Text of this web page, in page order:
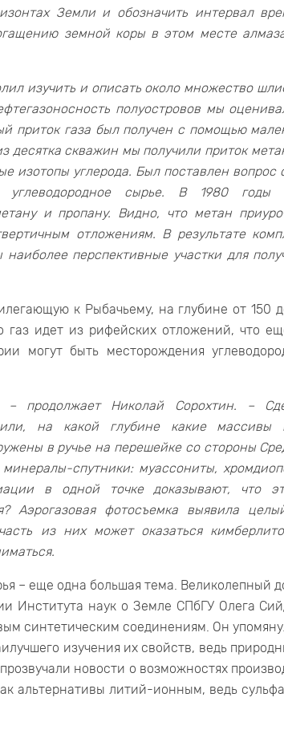
Земли и обозначить интервал
земной коры в этом месте
изучить и описать около множество
полуостровов мы
приток газа был получен с помощью
десятка скважин мы получили приток
изотопы углерода. Был поставлен вопрос
углеводородное сырье. В 1980 годы
и пропану. Видно, что метан
отложениям. В результате
перспективные участки для
к Рыбачьему, на глубине от 150
газ идет из рифейских отложений, что
могут быть месторождения
продолжает Николай Сорохтин. –
на какой глубине какие массивы
в ручье на перешейке со стороны
спутники: муассониты,
в одной точке доказывают, что
Аэрогазовая фотосъемка выявила
из них может оказаться
– еще одна большая тема. Великолепный
Института наук о Земле СПбГУ Олега
синтетическим соединениям. Он
изучения их свойств, ведь
новости о возможностях
альтернативы литий-ионным, ведь